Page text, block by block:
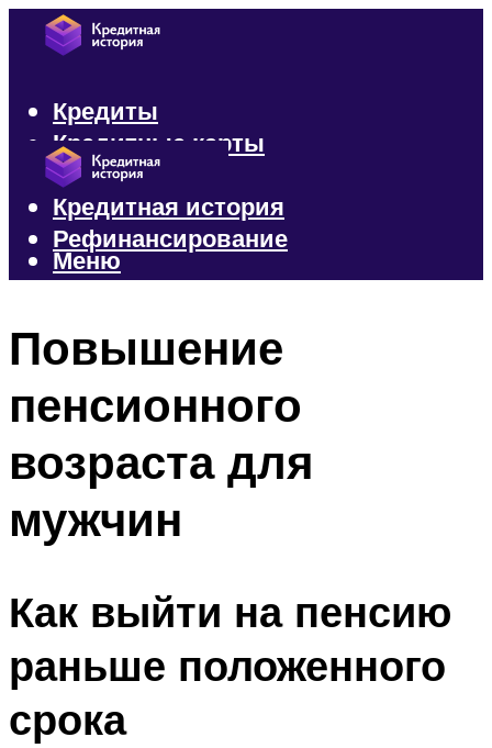
Кредиты
Кредитные карты
Микрозаймы
Кредитная история
Рефинансирование
Меню
Повышение
пенсионного
возраста для
мужчин
Как выйти на пенсию
раньше положенного
срока